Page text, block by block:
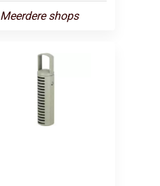
Meerdere shops